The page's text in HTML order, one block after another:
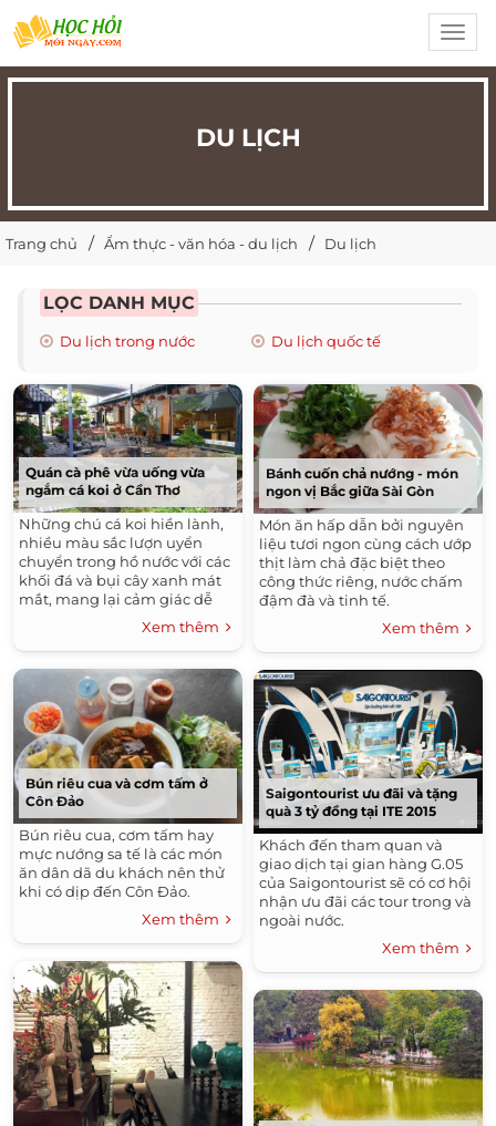
DU LỊCH
Trang chủ Ẩm thực - văn hóa - du lịch Du lịch
LỌC DANH MỤC
Du lịch trong nước Du lịch quốc tế
Quán cà phê vừa uống vừa
ngắm cá koi ở Cần Thơ
Những chú cá koi hiền lành,
nhiều màu sắc lượn uyển
chuyển trong hồ nước với các
khối đá và bụi cây xanh mát
mắt, mang lại cảm giác dễ
chịu cho thực khách khi ghé
Xem thêm
Bún riêu cua và cơm tấm ở
Côn Đảo
Bún riêu cua, cơm tấm hay
mực nướng sa tế là các món
ăn dân dã du khách nên thử
khi có dịp đến Côn Đảo.
Xem thêm
Bánh cuốn chả nướng - món
ngon vị Bắc giữa Sài Gòn
Món ăn hấp dẫn bởi nguyên
liệu tươi ngon cùng cách ướp
thịt làm chả đặc biệt theo
công thức riêng, nước chấm
đậm đà và tinh tế.
Xem thêm
Saigontourist ưu đãi và tặng
quà 3 tỷ đồng tại ITE 2015
Khách đến tham quan và
giao dịch tại gian hàng G.05
của Saigontourist sẽ có cơ hội
nhận ưu đãi các tour trong và
ngoài nước.
Xem thêm